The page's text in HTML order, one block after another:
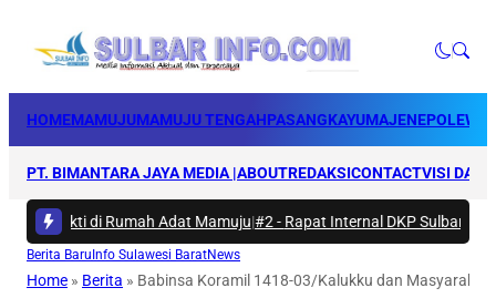
HOMEMAMUJUMAMUJU TENGAHPASANGKAYUMAJENE
PT. BIMANTARA JAYA MEDIA |ABOUTREDAKSICONTACTVISI DAN
Bakti di Rumah Adat Mamuju|#2 -Rapat Internal DKP Sulbar,
Berita Baru Info Sulawesi BaratNews
Home » Berita » Babinsa Koramil 1418-03/Kalukku dan